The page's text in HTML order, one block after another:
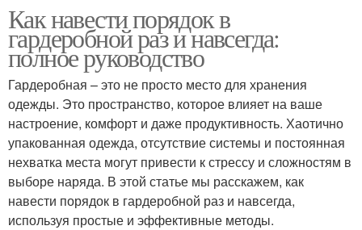
Как навести порядок в
гардеробной раз и навсегда:
полное руководство
Гардеробная – это не просто место для хранения
одежды. Это пространство, которое влияет на ваше
настроение, комфорт и даже продуктивность. Хаотично
упакованная одежда, отсутствие системы и постоянная
нехватка места могут привести к стрессу и сложностям в
выборе наряда. В этой статье мы расскажем, как
навести порядок в гардеробной раз и навсегда,
используя простые и эффективные методы.